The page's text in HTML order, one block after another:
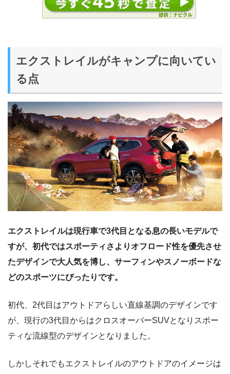
エクストレイルがキャンプに向いてい
る点
エクストレイルは現行車で3代目となる息の長いモデルで
すが、初代ではスポーティさよりオフロード性を優先させ
たデザインで大人気を博し、サーフィンやスノーボードな
どのスポーツにぴったりです。
初代、2代目はアウトドアらしい直線基調のデザインです
が、現行の3代目からはクロスオーバーSUVとなりスポー
ティな流線型のデザインとなりました。
しかしそれでもエクストレイルのアウトドアのイメージは